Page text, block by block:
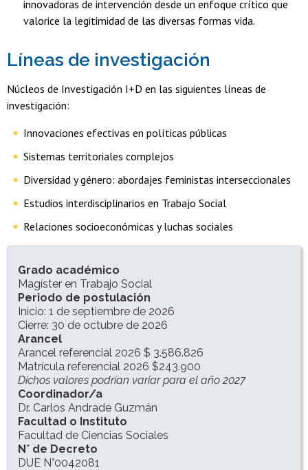
innovadoras de intervención desde un enfoque crítico que
valorice la legitimidad de las diversas formas vida.
Líneas de investigación
Núcleos de Investigación I+D en las siguientes líneas de
investigación:
Innovaciones efectivas en políticas públicas
Sistemas territoriales complejos
Diversidad y género: abordajes feministas interseccionales
Estudios interdisciplinarios en Trabajo Social
Relaciones socioeconómicas y luchas sociales
INFORMACIÓN DEL PROGRAMA
Grado académico
Magíster en Trabajo Social
Periodo de postulación
Inicio: 1 de septiembre de 2026
Cierre: 30 de octubre de 2026
Arancel
Arancel referencial 2026 $ 3.586.826
Matrícula referencial 2026 $243.900
Dichos valores podrían variar para el año 2027
Coordinador/a
Dr. Carlos Andrade Guzmán
Facultad o Instituto
Facultad de Ciencias Sociales
N° de Decreto
DUE N°0042081